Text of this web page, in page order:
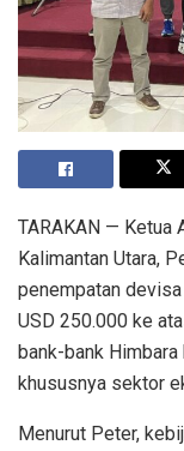
TARAKAN — Ketua
Kalimantan Utara,
penempatan
USD 250.000 ke
bank-bank
khususnya sektor
Menurut Peter,